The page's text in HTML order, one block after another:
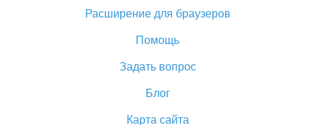
Кэшбэк с Алиэкспресс: отзывы покупателей
5 способов получить самый большой кэшбэк на
Алиэкспресс
Как сделать кэшбэк на Алиэкспресс: простые способы
Расширение для браузеров
Помощь
Задать вопрос
Блог
Карта сайта